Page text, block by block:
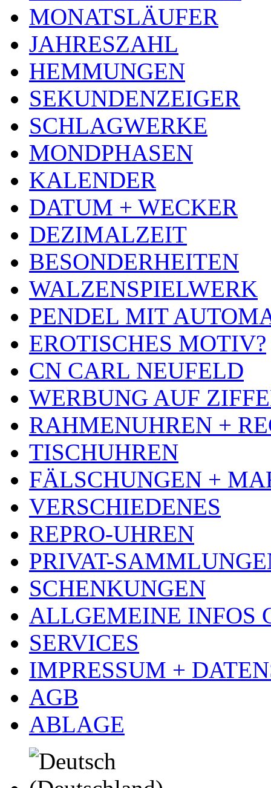
MONATSLÄUFER
JAHRESZAHL
HEMMUNGEN
SEKUNDENZEIGER
SCHLAGWERKE
MONDPHASEN
KALENDER
DATUM + WECKER
DEZIMALZEIT
BESONDERHEITEN
WALZENSPIELWERK
PENDEL MIT
EROTISCHES MOTIV?
CN CARL NEUFELD
WERBUNG AUF
RAHMENUHREN +
TISCHUHREN
FÄLSCHUNGEN +
VERSCHIEDENES
REPRO-UHREN
PRIVAT-
SCHENKUNGEN
ALLGEMEINE INFOS
SERVICES
IMPRESSUM +
AGB
ABLAGE